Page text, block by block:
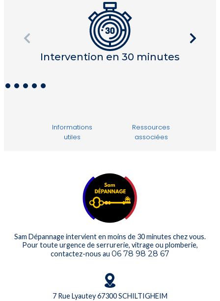
Intervention en 30 minutes
Informations
utiles
Ressources
associées
Sam Dépannage intervient en moins de 30 minutes chez vous.
Pour toute urgence de serrurerie, vitrage ou plomberie,
contactez-nous au 06 78 98 28 67
7 Rue Lyautey 67300 SCHILTIGHEIM